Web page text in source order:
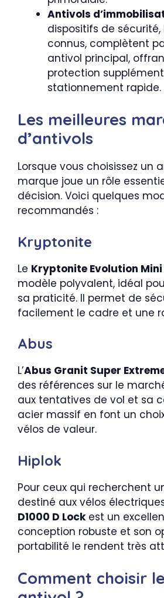
Antivols
dispositifs de
connus, complètent
antivol principal,
protection
stationnement rapide.
Les meilleures
d’antivols
Lorsque vous choisissez un
marque joue un rôle
décision. Voici quelques
recommandés :
Kryptonite
Le Kryptonite Evolution Mini
modèle polyvalent, idéal
sa praticité. Il permet de
facilement le cadre et une
Abus
L’Abus Granit Super
des références sur le
aux tentatives de vol et sa
acier massif en font un
vélos de valeur.
Hiplok
Pour ceux qui recherchent
destiné aux vélos
D1000 D Lockest un
conception robuste et son
portabilité le rendent très
Comment choisir